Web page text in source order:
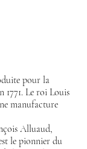
pour la
1771. Le roi Louis
manufacture
Alluaud,
le pionnier du